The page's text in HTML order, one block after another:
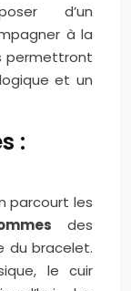
d’un
à la
permettront
et un
:
parcourt les
des
du bracelet.
le cuir